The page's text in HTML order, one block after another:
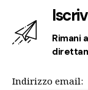
Rimani
Indirizzo email: